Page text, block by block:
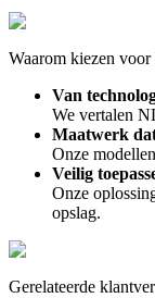
Waarom kiezen voor
Van
We vertalen
Maatwerk
Onze
Veilig
Onze
opslag.
Gerelateerde